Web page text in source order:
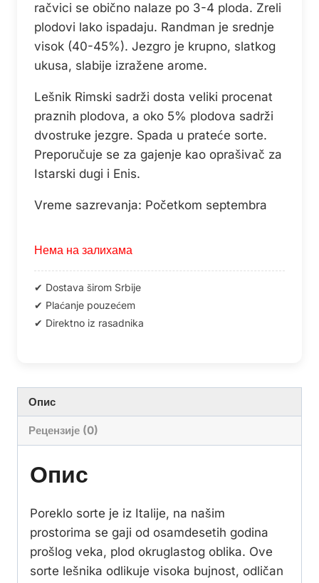
račvici se obično nalaze po 3-4 ploda. Zreli
plodovi lako ispadaju. Randman je srednje
visok (40-45%). Jezgro je krupno, slatkog
ukusa, slabije izražene arome.
Lešnik Rimski sadrži dosta veliki procenat
praznih plodova, a oko 5% plodova sadrži
dvostruke jezgre. Spada u prateće sorte.
Preporučuje se za gajenje kao oprašivač za
Istarski dugi i Enis.
Vreme sazrevanja: Početkom septembra
Нема на залихама
Опис
Рецензије (0)
Опис
Poreklo sorte je iz Italije, na našim
prostorima se gaji od osamdesetih godina
prošlog veka, plod okruglastog oblika. Ove
sorte lešnika odlikuje visoka bujnost, odličan